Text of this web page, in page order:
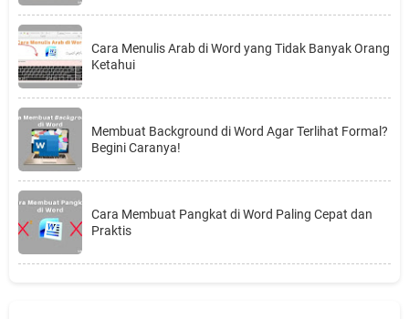
Cara Menulis Arab di Word yang Tidak Banyak Orang
Ketahui
Membuat Background di Word Agar Terlihat Formal?
Begini Caranya!
Cara Membuat Pangkat di Word Paling Cepat dan
Praktis